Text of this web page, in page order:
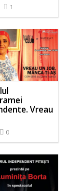
1
Vreau
0